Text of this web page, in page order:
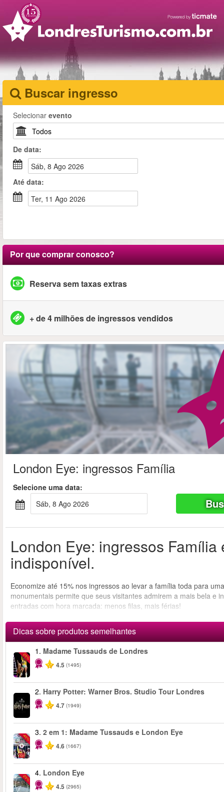
Buscar ingresso
Selecionar evento
De data:
sáb, 8 Ago 2026
Até data:
ter, 11 Ago 2026
Por que comprar conosco?
Reserva sem taxas extras
+ de 4 milhões de ingressos vendidos
London Eye: ingressos Família
Selecione uma data:
sáb, 8 Ago 2026
London Eye: ingressos
indisponível.
Economize até 15% nos ingressos ao levar a família toda para
monumentais permite que seus visitantes admirem a mais bela e
entradas com hora marcada: menos filas, mais férias!
Dicas sobre produtos semelhantes
-25%
1. Madame Tussauds de Londres
4.5 (1495)
2. Harry Potter: Warner Bros. Studio Tour Londres
4.7 (1949)
-40%
3. 2 em 1: Madame Tussauds e London Eye
4.6 (1667)
-25%
4. London Eye
4.5 (2965)